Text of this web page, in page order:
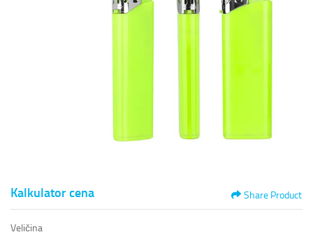
Kalkulator cena Share Product
Veličina